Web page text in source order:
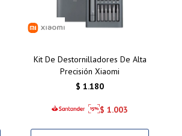
Kit De Destornilladores De Alta
Precisión Xiaomi
$ 1.180
$ 1.003